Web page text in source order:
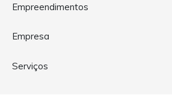
Empreendimentos
Empresa
Serviços